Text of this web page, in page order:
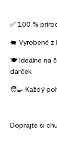
✅ 100 %
🐖 Vyrobené z
🍽️ Ideálne na
darček
🧑‍🍳 Každý
Doprajte si